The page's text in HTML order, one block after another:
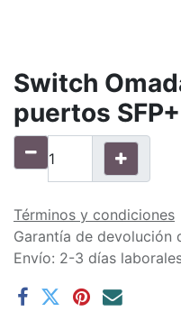
Switch
puertos
Términos y condiciones
Garantía de devolución
Envío: 2-3 días